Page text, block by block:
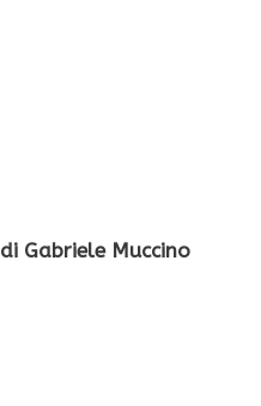
di Gabriele Muccino